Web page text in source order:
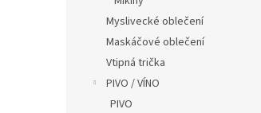
Myslivecké oblečení
Maskáčové oblečení
Vtipná trička
PIVO / VÍNO
PIVO